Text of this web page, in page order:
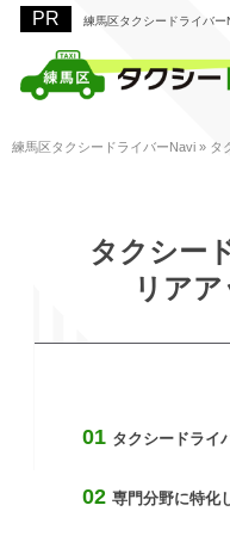
練馬区タクシードライバー
練馬区タクシードライバーNavi » タ
タクシー
リア
タクシードライ
専門分野に特化